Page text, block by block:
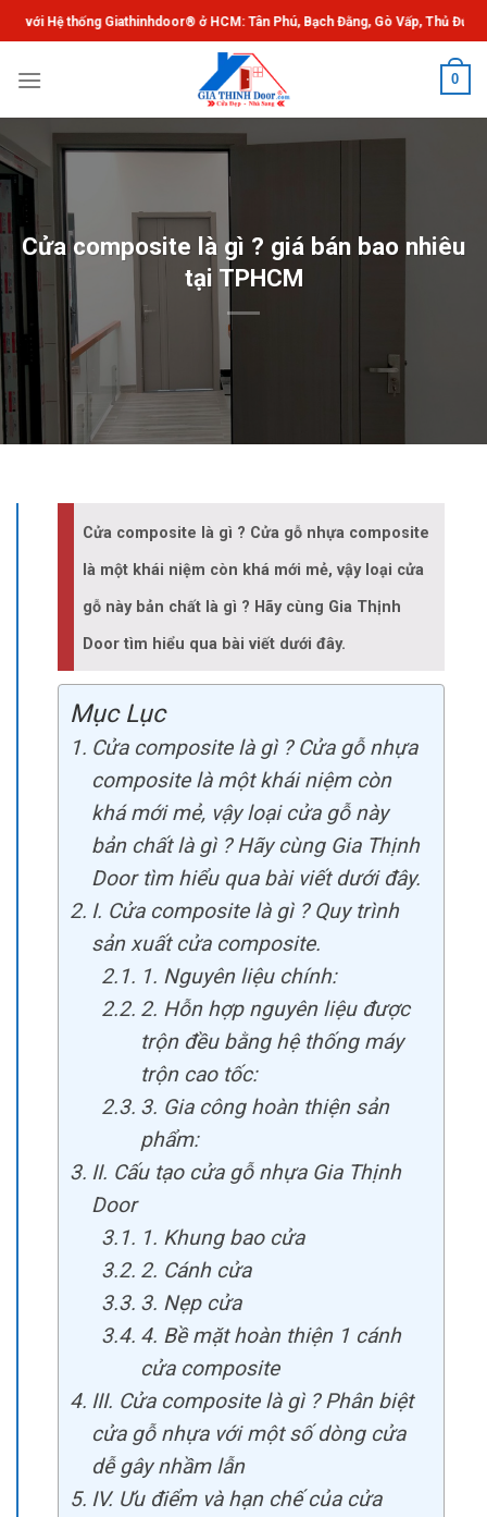
Chuyển
đến
dung
ở HCM: Tân Phú, Bạch Đằng, Gò Vấp, Thủ Đức. ®Giathinhdoor.com
0
Cửa composite là gì ? giá bán bao nhiêu
tại TPHCM
Cửa composite là gì ? Cửa gỗ nhựa composite
là một khái niệm còn khá mới mẻ, vậy loại cửa
gỗ này bản chất là gì ? Hãy cùng Gia Thịnh
Door tìm hiểu qua bài viết dưới đây.
Mục Lục
Cửa composite là gì ? Cửa gỗ nhựa
composite là một khái niệm còn
khá mới mẻ, vậy loại cửa gỗ này
bản chất là gì ? Hãy cùng Gia Thịnh
Door tìm hiểu qua bài viết dưới đây.
I. Cửa composite là gì ? Quy trình
sản xuất cửa composite.
1. Nguyên liệu chính:
2. Hỗn hợp nguyên liệu được
trộn đều bằng hệ thống máy
trộn cao tốc:
3. Gia công hoàn thiện sản
phẩm:
II. Cấu tạo cửa gỗ nhựa Gia Thịnh
Door
1. Khung bao cửa
2. Cánh cửa
3. Nẹp cửa
4. Bề mặt hoàn thiện 1 cánh
cửa composite
III. Cửa composite là gì ? Phân biệt
cửa gỗ nhựa với một số dòng cửa
dễ gây nhầm lẫn
IV. Ưu điểm và hạn chế của cửa